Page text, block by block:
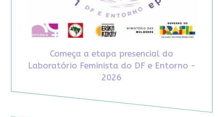
Começa a etapa presencial do
Laboratório Feminista do DF e Entorno -
2026